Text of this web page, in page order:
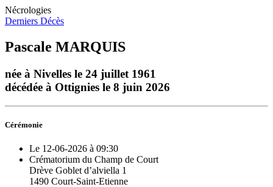
Nécrologies
Derniers Décès
Pascale MARQUIS
née à Nivelles le 24 juillet 1961
décédée à Ottignies le 8 juin 2026
Cérémonie
Le 12-06-2026 à 09:30
Crématorium du Champ de Court
Drève Goblet d’alviella 1
1490 Court-Saint-Etienne